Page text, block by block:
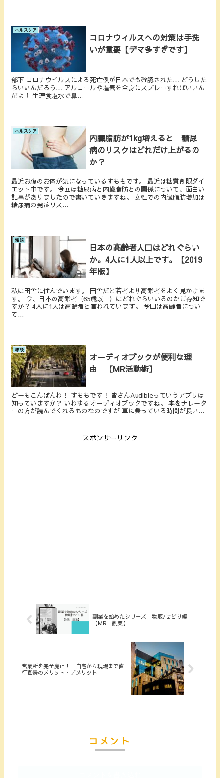
ヘルスケア
コロナウィルスへの対策は手洗
いが重要【デマ多すぎです】
部下 コロナウイルスによる死亡例が日本でも確認された… どうした
らいいんだろう… アルコールや塩素を全身にスプレーすればいいん
だよ！ 生理食塩水で鼻...
ヘルスケア
内臓脂肪が1kg増えると 糖尿
病のリスクはどれだけ上がるの
か？
最近お腹のお肉が気になっているすももです。 最近は糖質制限ダイ
エット中です。 今回は糖尿病と内臓脂肪との関係について、面白い
記事がありましたので書いていきますね。 女性での内臓脂肪増加は
糖尿病の発症リス...
雑談
日本の高齢者人口はどれぐらい
か。4人に1人以上です。【2019
年版】
私は田舎に住んでいます。 田舎だと若者より高齢者をよく見かけま
す。 今、日本の高齢者（65歳以上）はどれぐらいいるのかご存知で
すか？ 4人に1人は高齢者と言われています。 今回は高齢者につい
て...
雑談
オーディオブックが便利な理
由 【MR活動術】
どーもこんばんわ！ すももです！ 皆さんAudibleっていうアプリは
知っていますか？ いわゆるオーディオブックですね。 本をナレータ
ーの方が読んでくれるものなのですが 車に乗っている時間が長い...
スポンサーリンク
副業を始めたシリーズ 物販/せどり編
【MR 副業】
営業所を完全廃止！ 自宅から現場まで直
行直帰のメリット・デメリット
コメント